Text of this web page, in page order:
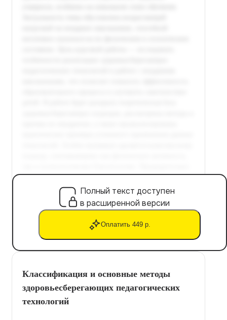
Полный текст доступен
в расширенной версии
Оплатить 449 р.
Классификация и основные методы
здоровьесберегающих педагогических
технологий